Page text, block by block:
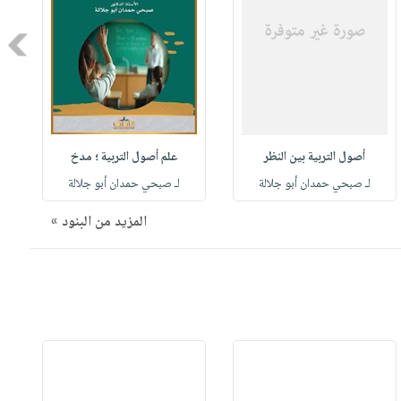
أصول التربية بين النظر
لـ صبحي حمدان أبو جلالة
علم أصول التربية ؛ مدخ
لـ صبحي حمدان أبو جلالة
المزيد من البنود »